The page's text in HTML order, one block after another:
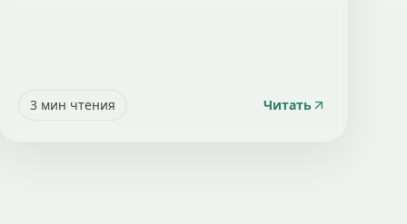
3мин чтения Читать